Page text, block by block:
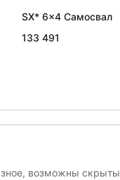
- отсутствует
SX* 6x4 Самосвал
133 491
возможны скрыты